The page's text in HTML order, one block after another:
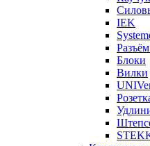
IEK
Блоки
Вилки